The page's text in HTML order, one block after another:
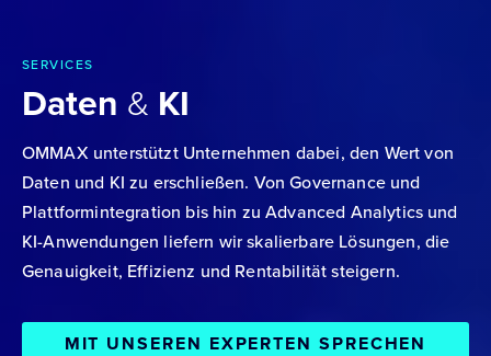
SERVICES
Daten & KI
OMMAX unterstützt Unternehmen dabei, den Wert von
Daten und KI zu erschließen. Von Governance und
Plattformintegration bis hin zu Advanced Analytics und
KI-Anwendungen liefern wir skalierbare Lösungen, die
Genauigkeit, Effizienz und Rentabilität steigern.
MIT UNSEREN EXPERTEN SPRECHEN